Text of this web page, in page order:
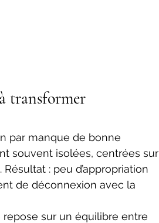
transformer
par manque de bonne
souvent isolées, centrées sur
: peu d’appropriation
de déconnexion avec la
sur un équilibre entre